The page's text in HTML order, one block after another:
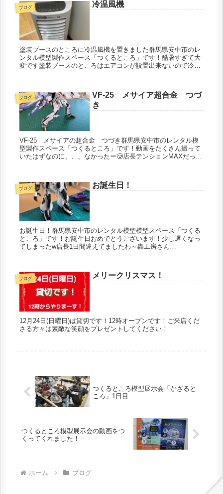
ブログ 冷温風機
塗装ブースのところに冷温風機を置きました群馬県安中市のレ
ンタル模型製作スペース「つくるところ」です！酷暑すぎて大
変です塗装ブースのところはエアコンが設置出来ないので冷温
ブログ
VF-25 メサイア超合金 つづ
き
VF-25 メサイアの超合金 つづき群馬県安中市のレンタル模
型製作スペース「つくるところ」です！動画をたくさん撮って
いたはずなのに、、、なかったー🥲店長テンションMAXだった
ブログ お誕生日！
お誕生日！群馬県安中市のレンタル模型模型スペース「つくる
ところ」です！お誕生日おめでとうございます！少し遅くなっ
てしまったw店長1日間違えてましたわ～轟工房さん
ブログ メリークリスマス！
12月24日(日曜日)は貸切です！12時オープンです！ご来店くだ
さる方々は素敵な笑顔をプレゼントしてください！
つくるところ模型展示会「かざると
ころ」1日目
つくるところ模型展示会の動画をつ
くってくれました！
ホーム ブログ